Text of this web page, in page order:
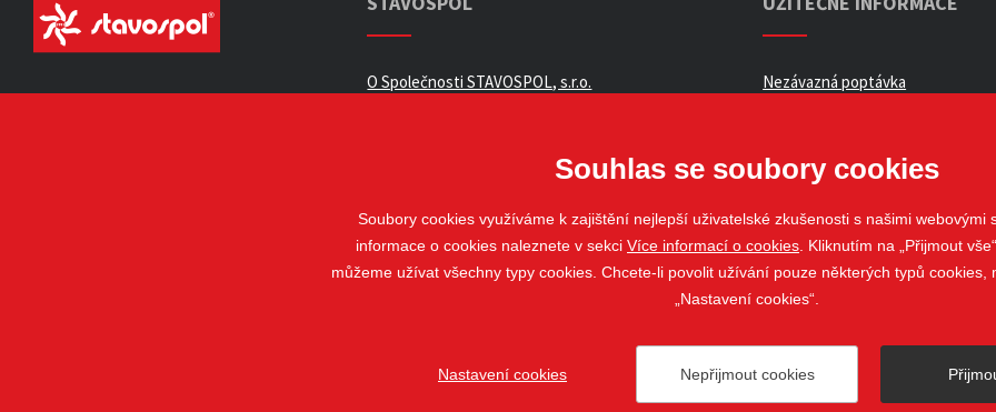
O Společnosti STAVOSPOL, s.r.o.
Kontakty
Odstoupení od smlouvy
Nezávazná poptávka
Staňkova 41, 612 00 Brno - Královo Pole web@stavospol.cz
Nastavení cookies
Souhlas se soubory cookies
Soubory cookies využíváme k zajištění nejlepší uživatelské zkušenosti s našimi webovými
informace o cookies naleznete v sekci Více informací o cookies . Kliknutím na „Přijmout
můžeme užívat všechny typy cookies. Chcete-li povolit užívání pouze některých typů cookies,
„Nastavení cookies“.
Nepřijmout cookies
Nastavení cookies